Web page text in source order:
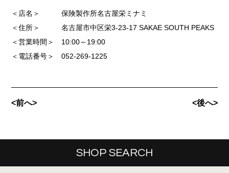
＜店名＞ 保険製作所名古屋栄ミナミ
＜住所＞ 名古屋市中区栄3-23-17 SAKAE SOUTH PEAKS
＜営業時間＞ 10:00～19:00
＜電話番号＞ 052-269-1225
<前へ> <後へ>
SHOP SEARCH